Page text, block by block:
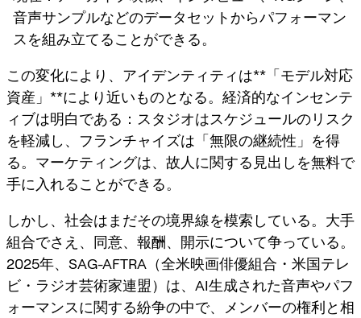
音声サンプルなどのデータセットからパフォーマン
スを組み立てることができる。
この変化により、アイデンティティは**「モデル対応
資産」**により近いものとなる。経済的なインセンテ
ィブは明白である：スタジオはスケジュールのリスク
を軽減し、フランチャイズは「無限の継続性」を得
る。マーケティングは、故人に関する見出しを無料で
手に入れることができる。
しかし、社会はまだその境界線を模索している。大手
組合でさえ、同意、報酬、開示について争っている。
2025年、SAG-AFTRA（全米映画俳優組合・米国テレ
ビ・ラジオ芸術家連盟）は、AI生成された音声やパフ
ォーマンスに関する紛争の中で、メンバーの権利と相